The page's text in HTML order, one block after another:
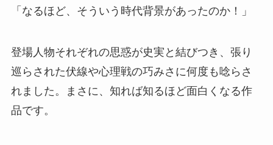
「なるほど、そういう時代背景があったのか！」
登場人物それぞれの思惑が史実と結びつき、張り
巡らされた伏線や心理戦の巧みさに何度も唸らさ
れました。まさに、知れば知るほど面白くなる作
品です。